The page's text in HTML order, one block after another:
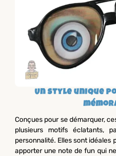
Un style unique
Conçues pour se démarquer,
plusieurs motifs éclatants,
personnalité. Elles sont
apporter une note de fun qui